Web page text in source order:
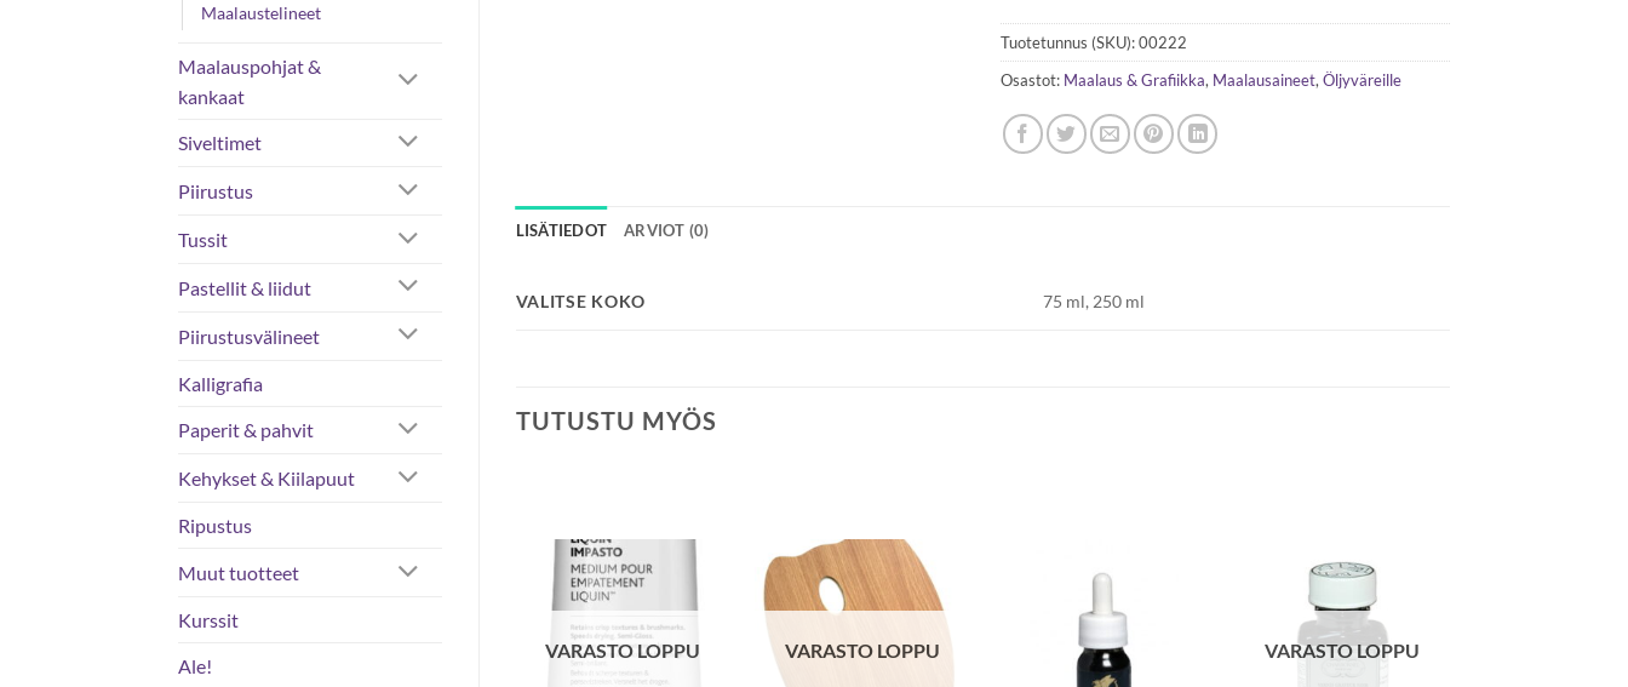
Maalaustelineet
Maalauspohjat &
kankaat
Siveltimet
Piirustus
Tussit
Pastellit & liidut
Piirustusvälineet
Kalligrafia
Paperit & pahvit
Kehykset & Kiilapuut
Ripustus
Muut tuotteet
Kurssit
Ale!
Tuotetunnus (SKU):00222
Osastot: Maalaus & Grafiikka, Maalausaineet,Öljyväreille
LISÄTIEDOT ARVIOT (0)
VALITSE KOKO 75 ml, 250 ml
TUTUSTU MYÖS
VARASTO LOPPU VARASTO LOPPU VARASTO LOPPU